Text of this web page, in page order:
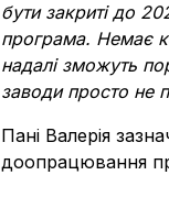
бути закриті до
програма. Немає
надалі зможуть
заводи просто не
Пані Валерія
доопрацювання